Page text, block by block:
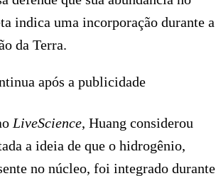
indica uma incorporação durante a
da Terra.
após a publicidade
LiveScience, Huang considerou
a ideia de que o hidrogênio,
no núcleo, foi integrado durante